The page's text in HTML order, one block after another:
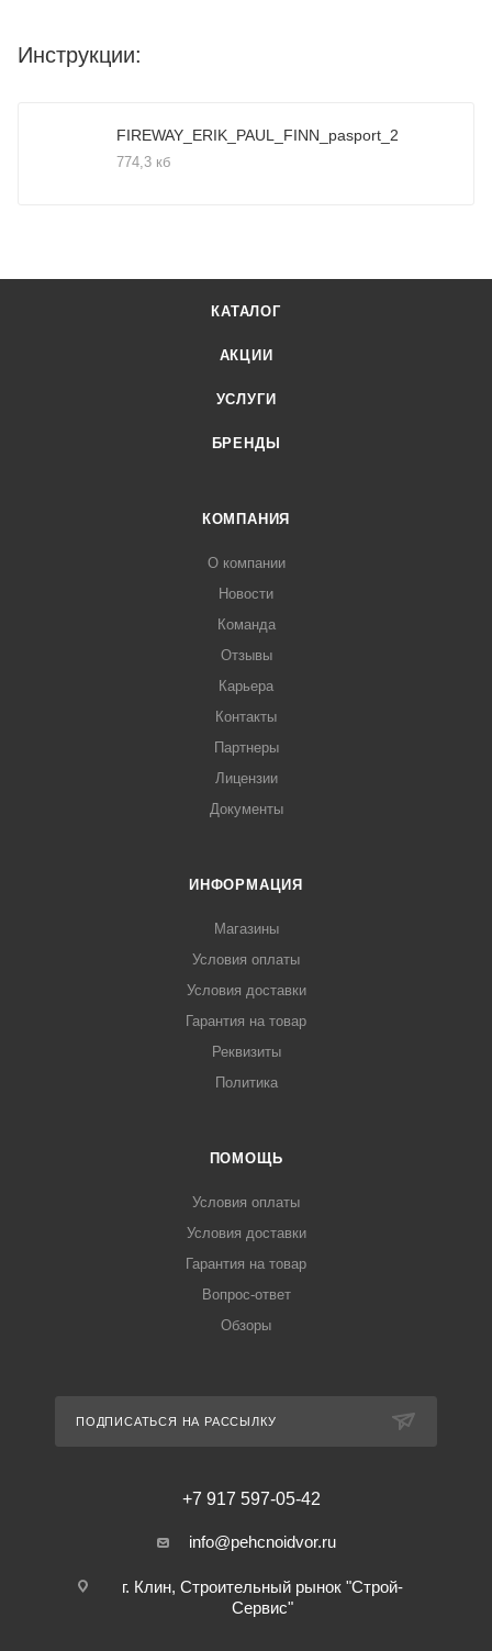
Инструкции:
FIREWAY_ERIK_PAUL_FINN_pasport_2
774,3 кб
КАТАЛОГ
АКЦИИ
УСЛУГИ
БРЕНДЫ
КОМПАНИЯ
О компании
Новости
Команда
Отзывы
Карьера
Контакты
Партнеры
Лицензии
Документы
ИНФОРМАЦИЯ
Магазины
Условия оплаты
Условия доставки
Гарантия на товар
Реквизиты
Политика
ПОМОЩЬ
Условия оплаты
Условия доставки
Гарантия на товар
Вопрос-ответ
Обзоры
ПОДПИСАТЬСЯ НА РАССЫЛКУ
+7 917 597-05-42
info@pehcnoidvor.ru
г. Клин, Строительный рынок "Строй-
Сервис"